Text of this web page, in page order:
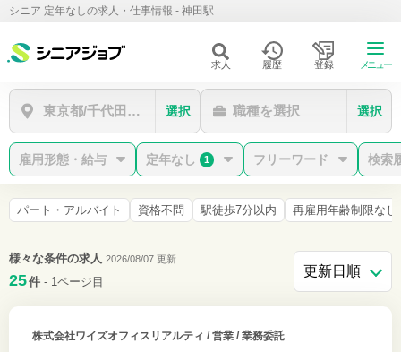
シニア 定年なしの求人・仕事情報 - 神田駅
求人 履歴 登録 メニュー
東京都/千代田区/神田駅
選択 職種を選択 選択
雇用形態・給与 定年なし 1 フリーワード 検索
パート・アルバイト 資格不問 駅徒歩7分以内 再雇用年齢制限なし
様々な条件の求人 2026/08/07 更新
25件 - 1ページ目
株式会社ワイズオフィスリアルティ / 営業 / 業務委託